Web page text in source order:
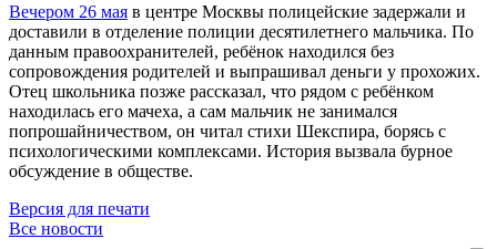
Вечером 26 мая в центре Москвы полицейские задержали и
доставили в отделение полиции десятилетнего мальчика. По
данным правоохранителей, ребёнок находился без
сопровождения родителей и выпрашивал деньги у прохожих.
Отец школьника позже рассказал, что рядом с ребёнком
находилась его мачеха, а сам мальчик не занимался
попрошайничеством, он читал стихи Шекспира, борясь с
психологическими комплексами. История вызвала бурное
обсуждение в обществе.
Версия для печати
Все новости